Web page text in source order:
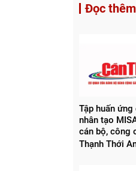
Đọc thêm
Tập huấn
nhân tạo
cán bộ, công
Thạnh Thới